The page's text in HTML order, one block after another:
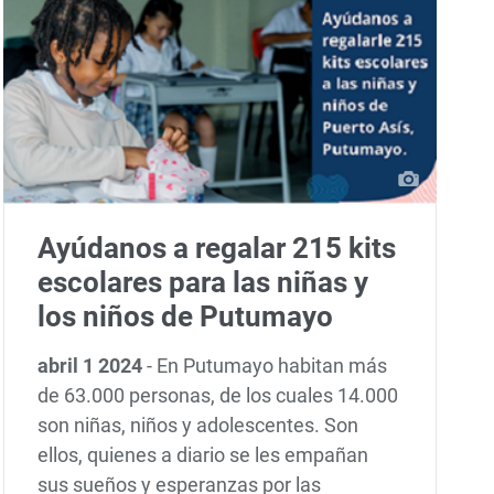
Ayúdanos a regalar 215 kits
escolares para las niñas y
los niños de Putumayo
abril 1 2024- En Putumayo habitan más
de 63.000 personas, de los cuales 14.000
son niñas, niños y adolescentes. Son
ellos, quienes a diario se les empañan
sus sueños y esperanzas por las